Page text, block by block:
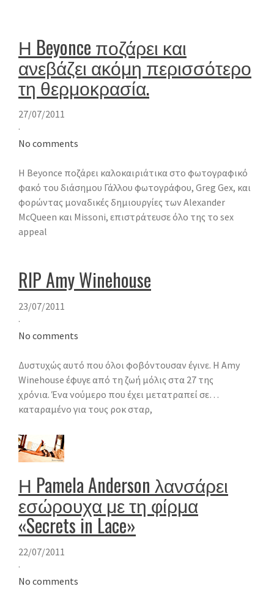
Η Beyonce ποζάρει και
ανεβάζει ακόμη περισσότερο
τη θερμοκρασία.
27/07/2011
·
No comments
Η Beyonce ποζάρει καλοκαιριάτικα στο φωτογραφικό
φακό του διάσημου Γάλλου φωτογράφου, Greg Gex, και
φορώντας μοναδικές δημιουργίες των Alexander
McQueen και Missoni, επιστράτευσε όλο της το sex
appeal
RIP Amy Winehouse
23/07/2011
·
No comments
Δυστυχώς αυτό που όλοι φοβόντουσαν έγινε. Η Amy
Winehouse έφυγε από τη ζωή μόλις στα 27 της
χρόνια. Ένα νούμερο που έχει μετατραπεί σε…
καταραμένο για τους ροκ σταρ,
Η Pamela Anderson λανσάρει
εσώρουχα με τη φίρμα
«Secrets in Lace»
22/07/2011
·
No comments